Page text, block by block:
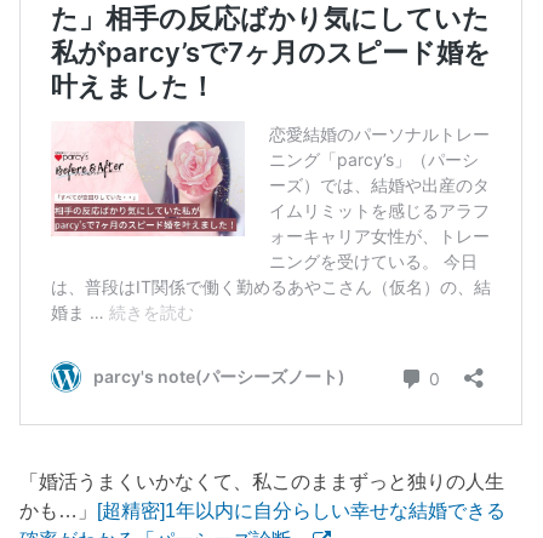
「婚活うまくいかなくて、私このままずっと独りの人生
かも…」 [超精密]1年以内に自分らしい幸せな結婚できる